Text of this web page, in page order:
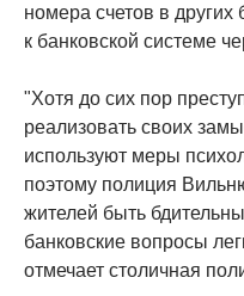
номера счетов в
к банковской системе
"Хотя до сих пор
реализовать своих
используют меры
поэтому полиция
жителей быть
банковские вопросы
отмечает столичная